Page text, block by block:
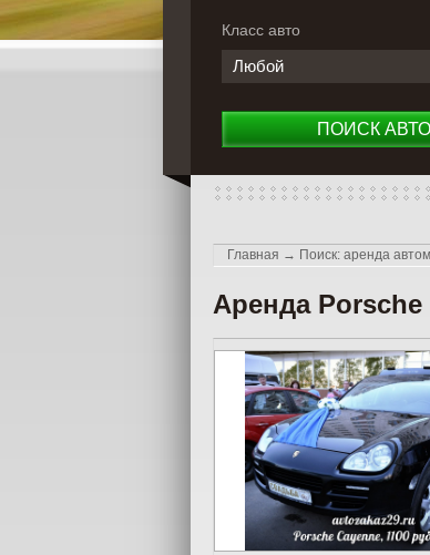
Класс авто
Любой
ПОИСК АВТО
Главная → Поиск: аренда
Аренда Porsche